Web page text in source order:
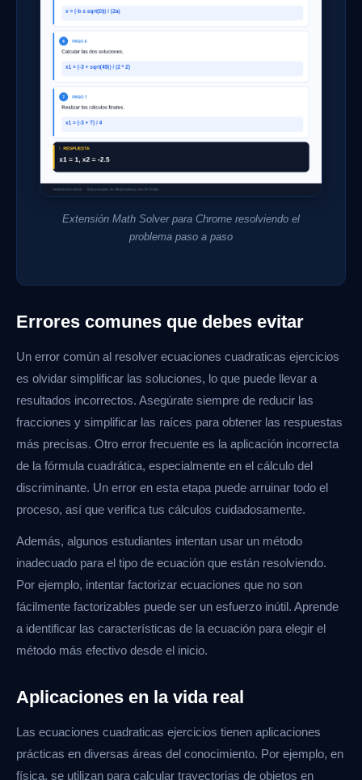
Extensión Math Solver para Chrome resolviendo el
problema paso a paso
Errores comunes que debes evitar
Un error común al resolver ecuaciones cuadraticas ejercicios
es olvidar simplificar las soluciones, lo que puede llevar a
resultados incorrectos. Asegúrate siempre de reducir las
fracciones y simplificar las raíces para obtener las respuestas
más precisas. Otro error frecuente es la aplicación incorrecta
de la fórmula cuadrática, especialmente en el cálculo del
discriminante. Un error en esta etapa puede arruinar todo el
proceso, así que verifica tus cálculos cuidadosamente.
Además, algunos estudiantes intentan usar un método
inadecuado para el tipo de ecuación que están resolviendo.
Por ejemplo, intentar factorizar ecuaciones que no son
fácilmente factorizables puede ser un esfuerzo inútil. Aprende
a identificar las características de la ecuación para elegir el
método más efectivo desde el inicio.
Aplicaciones en la vida real
Las ecuaciones cuadraticas ejercicios tienen aplicaciones
prácticas en diversas áreas del conocimiento. Por ejemplo, en
física, se utilizan para calcular trayectorias de objetos en